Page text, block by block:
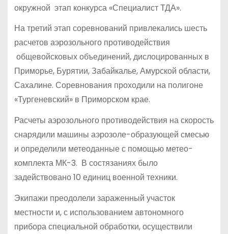
окружной этап конкурса «Специалист ТДА».
На третий этап соревнований привлекались шесть
расчетов аэрозольного противодействия
общевойсковых объединений, дислоцированных в
Приморье, Бурятии, Забайкалье, Амурской области,
Сахалине. Соревнования проходили на полигоне
«Тургеневский» в Приморском крае.
Расчеты аэрозольного противодействия на скорость
снарядили машины аэрозоле-образующей смесью
и определили метеоданные с помощью метео-
комплекта МК-3. В состязаниях было
задействовано 10 единиц военной техники.
Экипажи преодолели зараженный участок
местности и, с использованием автономного
прибора специальной обработки, осуществили